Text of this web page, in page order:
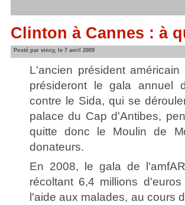
Clinton à Cannes : à
Posté par vincy, le 7 avril 2009
L'ancien président
présideront le gala annuel
contre le Sida, qui se
palace du Cap d'Antibes,
quitte donc le Moulin de
donateurs.
En 2008, le gala de
récoltant 6,4 millions
l'aide aux malades, au cours